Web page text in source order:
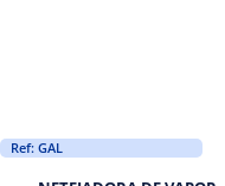
Ref: GAL